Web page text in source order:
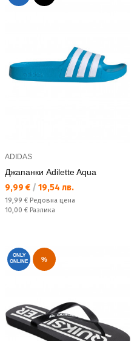
ADIDAS
Джапанки Adilette Aqua
Текуща цена:
9,99 € / 19,54 лв.
Редовна цена:
19,99 € Редовна цена
Спестявате:
10,00 € Разлика
ONLY
ONLINE
%